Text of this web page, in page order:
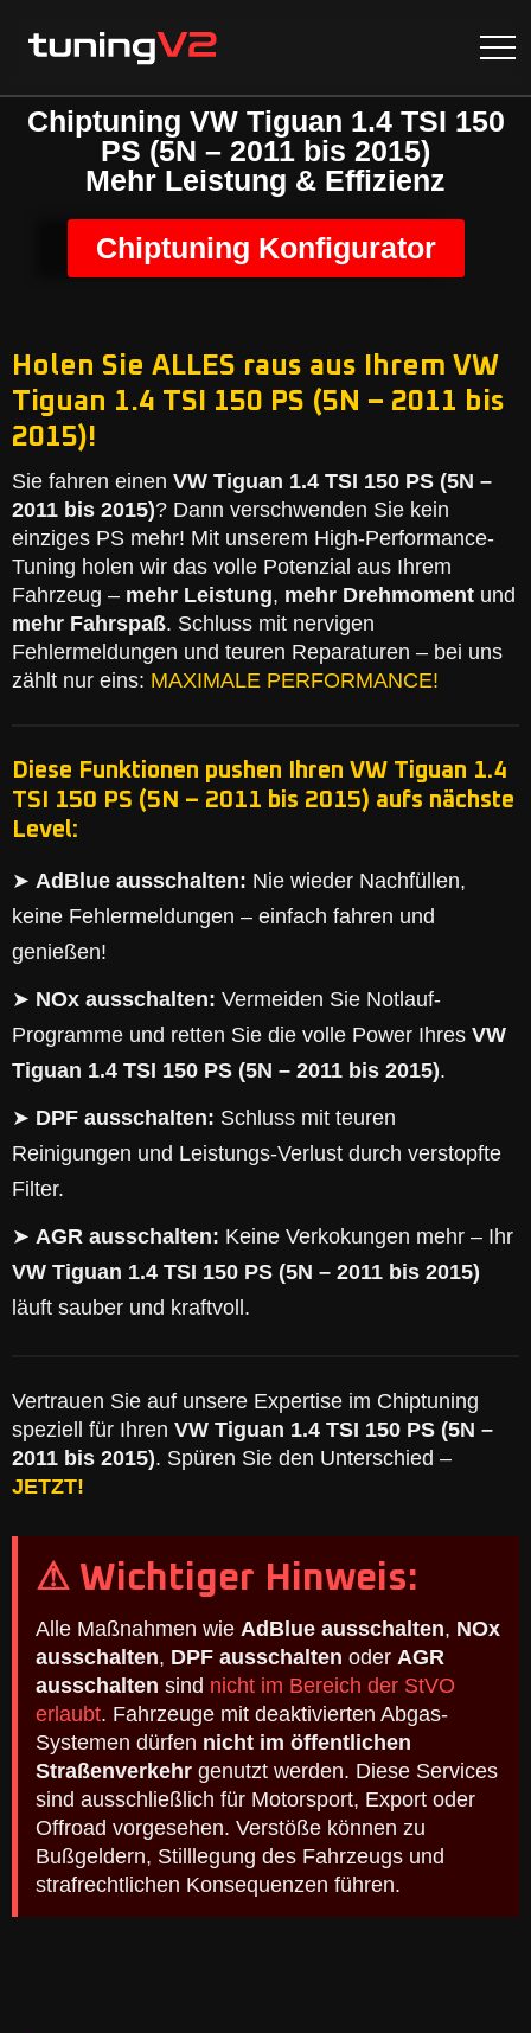
Chiptuning VW Tiguan 1.4 TSI 150
PS (5N – 2011 bis 2015)
Mehr Leistung & Effizienz
Chiptuning Konfigurator
Holen Sie ALLES raus aus Ihrem VW
Tiguan 1.4 TSI 150 PS (5N – 2011 bis
2015)!
Sie fahren einen VW Tiguan 1.4 TSI 150 PS (5N –
2011 bis 2015)? Dann verschwenden Sie kein
einziges PS mehr! Mit unserem High-Performance-
Tuning holen wir das volle Potenzial aus Ihrem
Fahrzeug – mehr Leistung, mehr Drehmoment und
mehr Fahrspaß. Schluss mit nervigen
Fehlermeldungen und teuren Reparaturen – bei uns
zählt nur eins: MAXIMALE PERFORMANCE!
Diese Funktionen pushen Ihren VW Tiguan 1.4
TSI 150 PS (5N – 2011 bis 2015) aufs nächste
Level:
➤ AdBlue ausschalten: Nie wieder Nachfüllen,
keine Fehlermeldungen – einfach fahren und
genießen!
➤ NOx ausschalten: Vermeiden Sie Notlauf-
Programme und retten Sie die volle Power Ihres VW
Tiguan 1.4 TSI 150 PS (5N – 2011 bis 2015).
➤ DPF ausschalten: Schluss mit teuren
Reinigungen und Leistungs-Verlust durch verstopfte
Filter.
➤ AGR ausschalten: Keine Verkokungen mehr – Ihr
VW Tiguan 1.4 TSI 150 PS (5N – 2011 bis 2015)
läuft sauber und kraftvoll.
Vertrauen Sie auf unsere Expertise im Chiptuning
speziell für Ihren VW Tiguan 1.4 TSI 150 PS (5N –
2011 bis 2015). Spüren Sie den Unterschied –
JETZT!
⚠ Wichtiger Hinweis:
Alle Maßnahmen wie AdBlue ausschalten, NOx
ausschalten, DPF ausschalten oder AGR
ausschalten sind nicht im Bereich der StVO
erlaubt. Fahrzeuge mit deaktivierten Abgas-
Systemen dürfen nicht im öffentlichen
Straßenverkehr genutzt werden. Diese Services
sind ausschließlich für Motorsport, Export oder
Offroad vorgesehen. Verstöße können zu
Bußgeldern, Stilllegung des Fahrzeugs und
strafrechtlichen Konsequenzen führen.